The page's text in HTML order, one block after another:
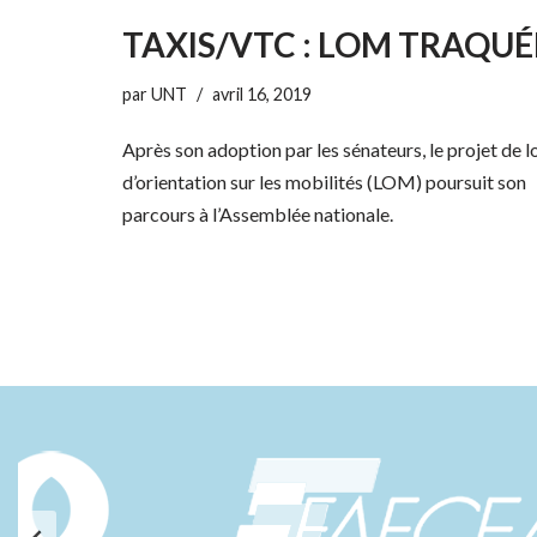
TAXIS/VTC : LOM
parUNT avril 16, 2019
Après son adoption par les sénateurs, le projet de
d’orientation sur les mobilités (LOM) poursuit son
parcours à l’Assemblée nationale.